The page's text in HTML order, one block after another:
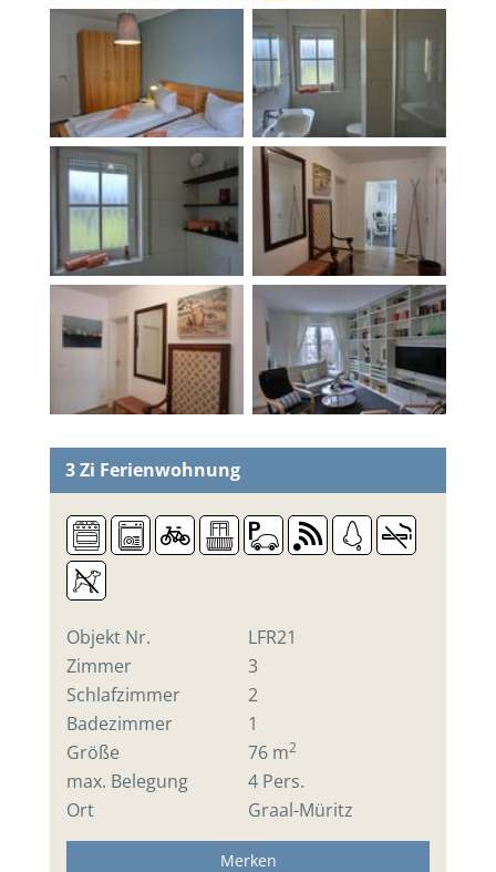
3 Zi Ferienwohnung
Objekt Nr.
LFR21
Zimmer
3
Schlafzimmer
2
Badezimmer
1
Größe
76 m2
max. Belegung
4 Pers.
Ort
Graal-Müritz
Merken